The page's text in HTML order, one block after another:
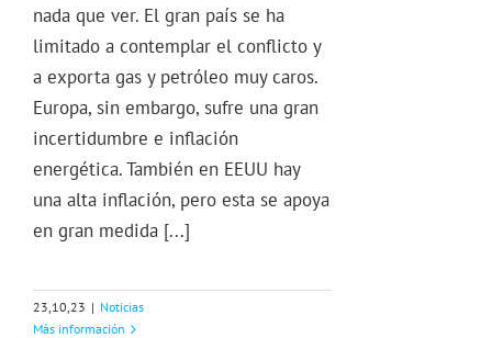
nada que ver. El gran país se ha
limitado a contemplar el conflicto y
a exporta gas y petróleo muy caros.
Europa, sin embargo, sufre una gran
incertidumbre e inflación
energética. También en EEUU hay
una alta inflación, pero esta se apoya
en gran medida [...]
23,10,23 | Noticias
Más información